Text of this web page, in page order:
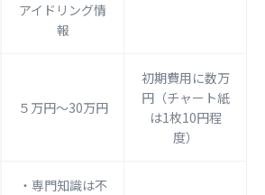
アイドリング情
報
５万円〜30万円
初期費用に数万
円（チャート紙
は1枚10円程
度）
・専門知識は不